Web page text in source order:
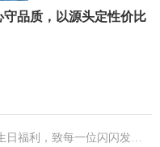
品质，以源头定性价比
以蛋糕寄温情，以心意暖人心｜公司生日福利，致每一位闪闪发光的你